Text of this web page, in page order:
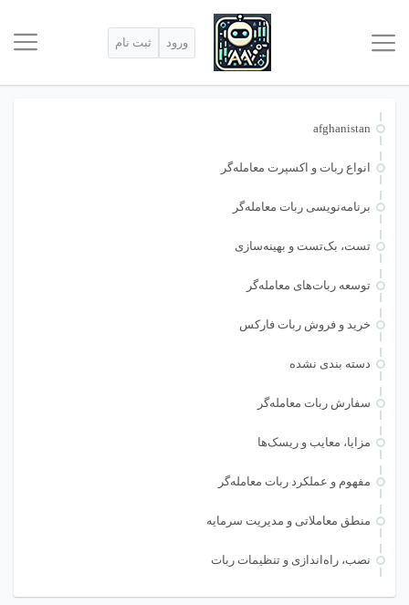
ورود ثبت نام
afghanistan
انواع ربات و اکسپرت معامله‌گر
برنامه‌نویسی ربات معامله‌گر
تست، بک‌تست و بهینه‌سازی
توسعه ربات‌های معامله‌گر
خرید و فروش ربات فارکس
دسته بندی نشده
سفارش ربات معامله‌گر
مزایا، معایب و ریسک‌ها
مفهوم و عملکرد ربات معامله‌گر
منطق معاملاتی و مدیریت سرمایه
نصب، راه‌اندازی و تنظیمات ربات